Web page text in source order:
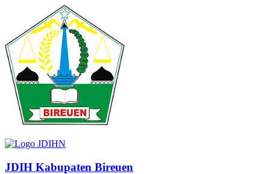
JDIH Kabupaten Bireuen